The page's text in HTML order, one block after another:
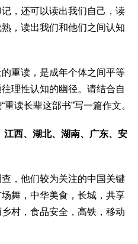
，还可以读出我们自己，读
，读出我们和他们之间认知
重读，是成年个体之间平等
理性认知的幽径。请结合自
读长辈这部书”写一篇作文。
西、湖北、湖南、广东、安
，他们较为关注的中国关键
舞，中华美食，长城，共享
村，食品安全，高铁，移动